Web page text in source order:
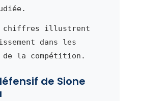
chiffres illustrent
dans les
de la compétition.
de Sione